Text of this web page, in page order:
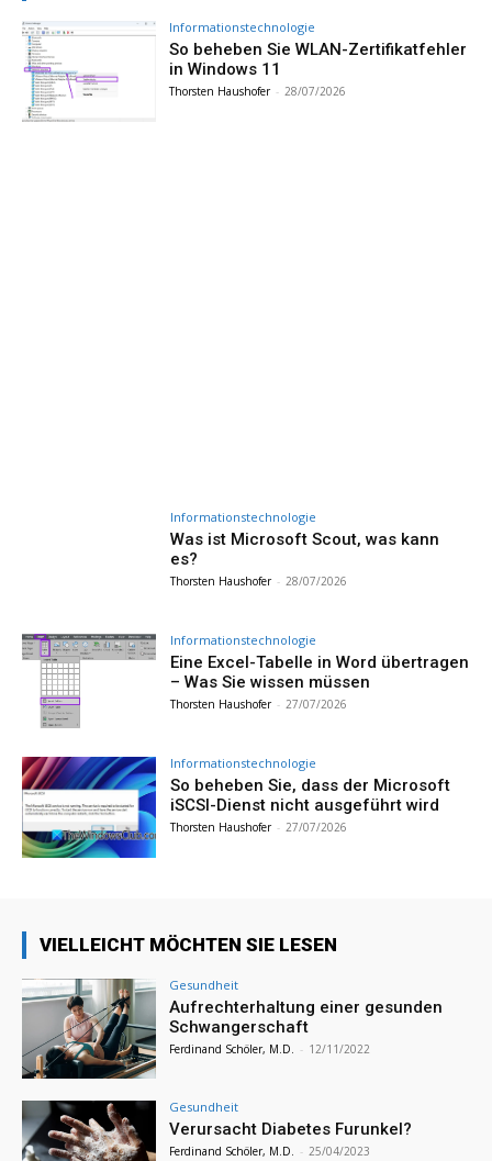
Informationstechnologie
So beheben Sie WLAN-Zertifikatfehler
in Windows 11
Thorsten Haushofer - 28/07/2026
Informationstechnologie
Was ist Microsoft Scout, was kann
es?
Thorsten Haushofer - 28/07/2026
Informationstechnologie
Eine Excel-Tabelle in Word übertragen
– Was Sie wissen müssen
Thorsten Haushofer - 27/07/2026
Informationstechnologie
So beheben Sie, dass der Microsoft
iSCSI-Dienst nicht ausgeführt wird
Thorsten Haushofer - 27/07/2026
VIELLEICHT MÖCHTEN SIE LESEN
Gesundheit
Aufrechterhaltung einer gesunden
Schwangerschaft
Ferdinand Schöler, M.D. - 12/11/2022
Gesundheit
Verursacht Diabetes Furunkel?
Ferdinand Schöler, M.D. - 25/04/2023